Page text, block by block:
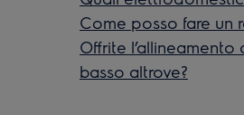
Come posso fare un
Offrite
basso altrove?